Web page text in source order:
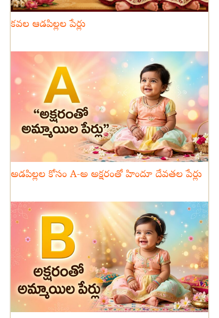
కవల ఆడపిల్లల పేర్లు
అడపిల్లల కోసం A-అ అక్షరంతో హిందూ దేవతల పేర్లు